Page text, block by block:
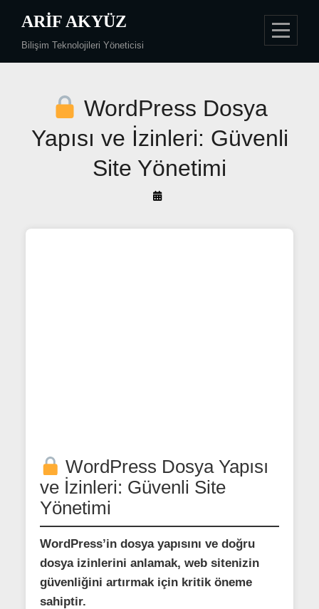
content
ARIF AKYÜZ
Bilişim Teknolojileri Yöneticisi
WordPress Dosya
Yapısı ve İzinleri: Güvenli
Site Yönetimi
By
Akyüz
WordPress Dosya Yapısı
ve İzinleri: Güvenli Site
Yönetimi
WordPress’in dosya yapısını ve doğru
dosya izinlerini anlamak, web sitenizin
güvenliğini artırmak için kritik öneme
sahiptir.
gezinmesi